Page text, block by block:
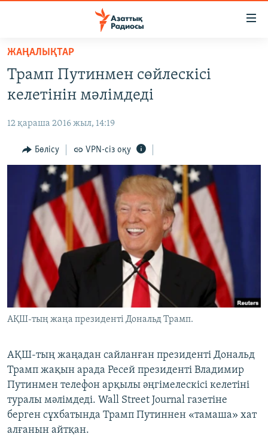
Skip
main
content
to
Navigation
Skip
САЯСАТ
ҚАҢТАР ОҚИҒАСЫ
АДАМ ҚҰҚЫҚТАРЫ
ӘЛЕУМЕТ
ӘЛЕМ
АРНАЙЫ ЖОБАЛАР
Русский
ЖАЗЫЛЫҢЫЗ
ЖАҢАЛЫҚТАР
Трамп Путинмен сөйлескісі
келетінін мәлімдеді
12 қараша 2016 жыл, 14:19
Бөлісу VPN-сіз оқу
АҚШ-тың жаңа президенті Дональд Трамп.
АҚШ-тың жаңадан сайланған президенті Дональд
Трамп жақын арада Ресей президенті Владимир
Путинмен телефон арқылы әңгімелескісі келетіні
туралы мәлімдеді. Wall Street Journal газетіне
берген сұхбатында Трамп Путиннен «тамаша» хат
алғанын айтқан.